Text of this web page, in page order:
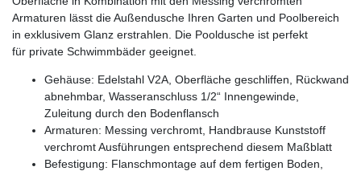
Armaturen lässt die Außendusche Ihren Garten und Poolbereich
in exklusivem Glanz erstrahlen. Die Pooldusche ist perfekt
für private Schwimmbäder geeignet.
Gehäuse: Edelstahl V2A, Oberfläche geschliffen, Rückwand
abnehmbar, Wasseranschluss 1/2“ Innengewinde,
Zuleitung durch den Bodenflansch
Armaturen: Messing verchromt, Handbrause Kunststoff
verchromt Ausführungen entsprechend diesem Maßblatt
Befestigung: Flanschmontage auf dem fertigen Boden,